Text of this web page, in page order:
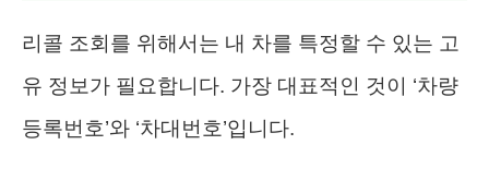
리콜 조회를 위해서는 내 차를 특정할 수 있는 고
유 정보가 필요합니다. 가장 대표적인 것이 ‘차량
등록번호’와 ‘차대번호’입니다.